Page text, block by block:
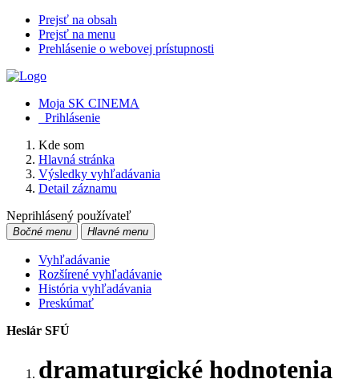
Prejsť na obsah
Prejsť na menu
Prehlásenie o webovej prístupnosti
Moja SK CINEMA
Prihlásenie
Kde som
Hlavná stránka
Výsledky vyhľadávania
Detail záznamu
Neprihlásený používateľ
Bočné menu Hlavné menu
Vyhľadávanie
Rozšírené vyhľadávanie
História vyhľadávania
Preskúmať
Heslár SFÚ
dramaturgické hodnotenia